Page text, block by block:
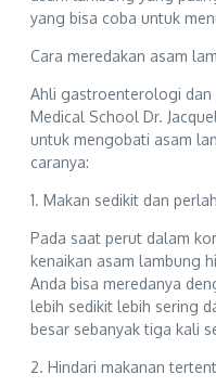
yang bisa coba untuk
Cara meredakan asam
Ahli gastroenterologi dan
Medical School Dr.
untuk mengobati asam
caranya:
1. Makan sedikit dan
Pada saat perut dalam
kenaikan asam lambung
Anda bisa meredanya
lebih sedikit lebih sering
besar sebanyak tiga kali
2. Hindari makanan